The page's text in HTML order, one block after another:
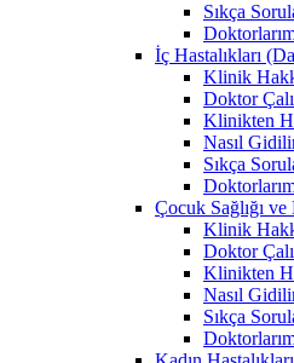
Sıkça
İç Hastalıkları
Klinik
Doktor
Klinikten
Nasıl
Sıkça
Çocuk Sağlığı ve
Klinik
Doktor
Klinikten
Nasıl
Sıkça